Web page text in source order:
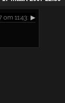
11:43: ▶